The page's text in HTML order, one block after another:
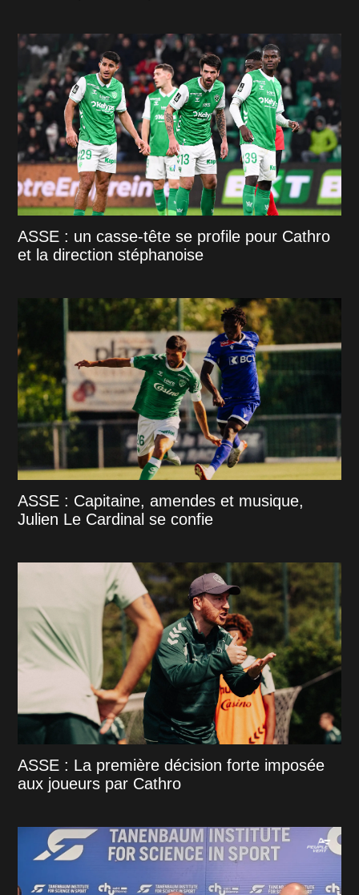
ASSE : un casse-tête se profile pour Cathro
et la direction stéphanoise
ASSE : Capitaine, amendes et musique,
Julien Le Cardinal se confie
ASSE : La première décision forte imposée
aux joueurs par Cathro